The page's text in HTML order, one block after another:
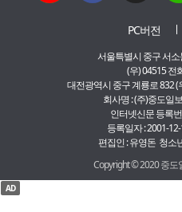
PC버전
서울특별시 중구 서
(우) 04515 전
대전광역시 중구 계룡로 832 (
회사명 : (주)중도일
인터넷신문 등록
등록일자 : 2001-
편집인 : 유영돈 청소
Copyright © 2020 중도
AD